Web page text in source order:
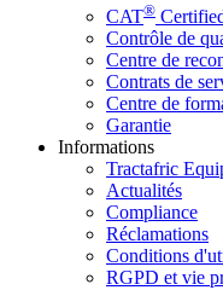
CAT®
Contrôle de
Centre de
Contrats de
Centre de
Garantie
Informations
Tractafric
Actualités
Compliance
Réclamations
Conditions
RGPD et vie